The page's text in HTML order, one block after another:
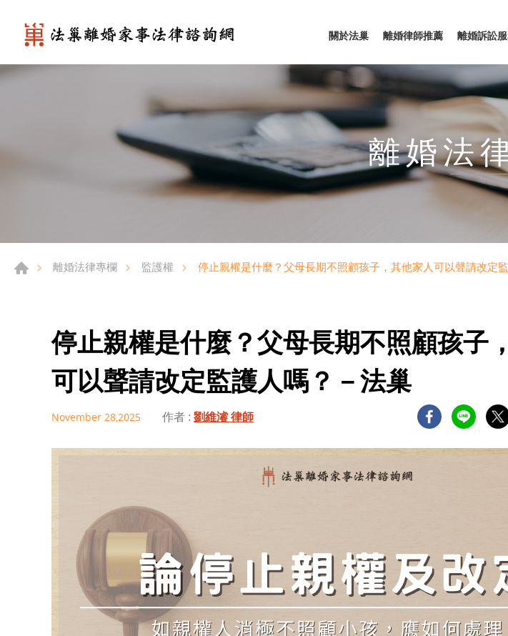
關於法巢 離婚律師推薦 離婚訴訟
離婚法
離婚法律專欄 監護權 停止親權是什麼？父母長期不照顧孩子，其他家人可以聲請改定
停止親權是什麼？父母長期不照顧孩子
可以聲請改定監護人嗎？－法巢
November 28,2025 作者 : 劉維濬 律師